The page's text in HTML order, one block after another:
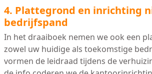
4. Plattegrond en inrichting
bedrijfspand
In het draaiboek nemen we ook een
zowel uw huidige als toekomstige
vormen de leidraad tijdens de